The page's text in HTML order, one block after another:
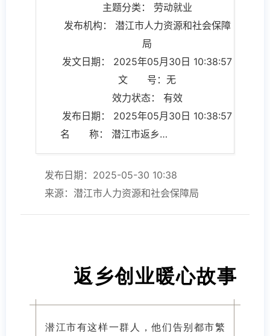
主题分类： 劳动就业
发布机构： 潜江市人力资源和社会保障
局
发文日期： 2025年05月30日 10:38:57
文 号：无
效力状态： 有效
发布日期： 2025年05月30日 10:38:57
名 称： 潜江市返乡创业典型（第二期）
发布日期：2025-05-30 10:38
来源：潜江市人力资源和社会保障局
返乡创业暖心故事
潜江市有这样一群人，他们告别都市繁